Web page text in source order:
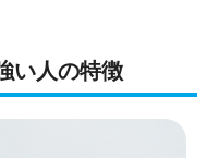
い人の特徴